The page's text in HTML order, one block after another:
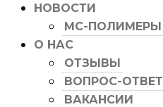
НОВОСТИ
МС-ПОЛИМЕРЫ
О НАС
ОТЗЫВЫ
ВОПРОС-ОТВЕТ
ВАКАНСИИ